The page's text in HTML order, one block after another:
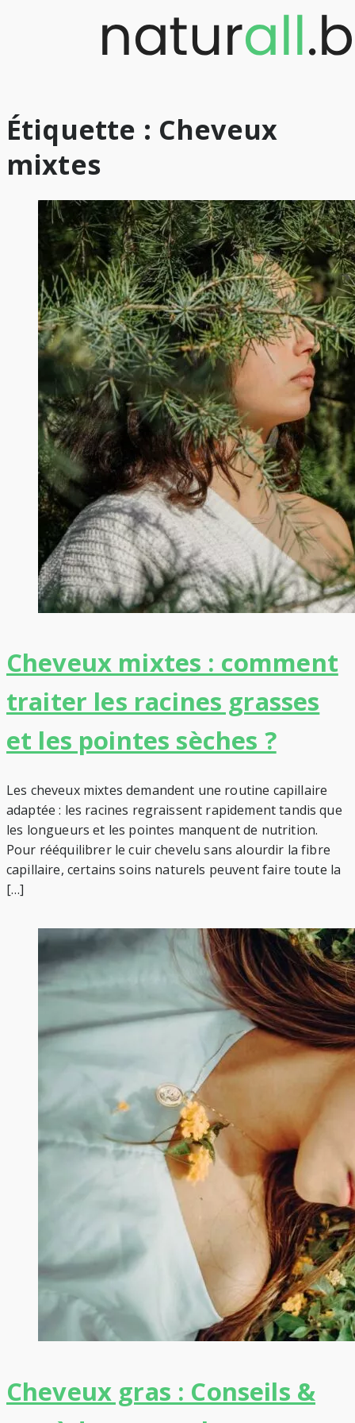
Étiquette : Cheveux
mixtes
Cheveux mixtes : comment
traiter les racines grasses
et les pointes sèches ?
Les cheveux mixtes demandent une routine capillaire
adaptée : les racines regraissent rapidement tandis que
les longueurs et les pointes manquent de nutrition.
Pour rééquilibrer le cuir chevelu sans alourdir la fibre
capillaire, certains soins naturels peuvent faire toute la
[…]
Cheveux gras : Conseils &